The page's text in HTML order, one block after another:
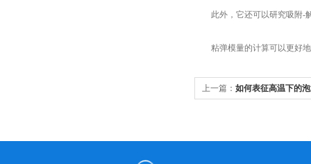
此外，它还可以研究吸附-解
粘弹模量的计算可以更好地
上一篇： 如何表征高温下的